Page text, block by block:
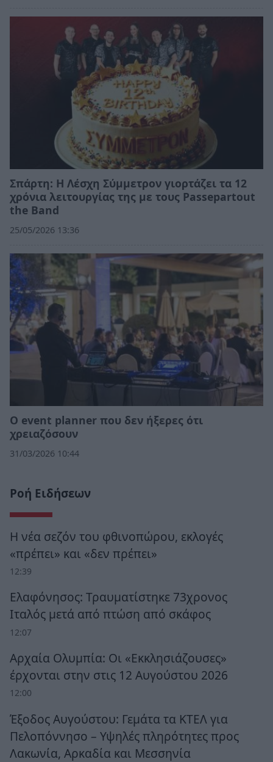
Σπάρτη: Η Λέσχη Σύμμετρον γιορτάζει τα 12
χρόνια λειτουργίας της με τους Passepartout
the Band
25/05/2026 13:36
Ο event planner που δεν ήξερες ότι
χρειαζόσουν
31/03/2026 10:44
Ροή Ειδήσεων
Η νέα σεζόν του φθινοπώρου, εκλογές
«πρέπει» και «δεν πρέπει»
12:39
Ελαφόνησος: Τραυματίστηκε 73χρονος
Ιταλός μετά από πτώση από σκάφος
12:07
Αρχαία Ολυμπία: Οι «Εκκλησιάζουσες»
έρχονται στην στις 12 Αυγούστου 2026
12:00
Έξοδος Αυγούστου: Γεμάτα τα ΚΤΕΛ για
Πελοπόννησο – Υψηλές πληρότητες προς
Λακωνία, Αρκαδία και Μεσσηνία